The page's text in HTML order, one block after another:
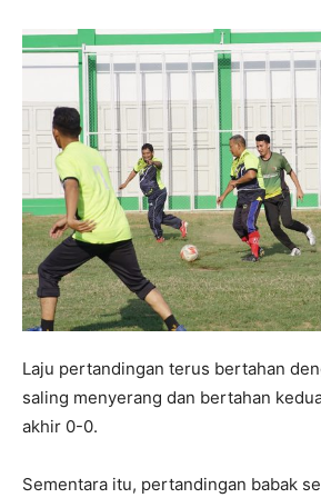
Laju pertandingan terus bertahan
saling menyerang dan bertahan
akhir 0-0.
Sementara itu, pertandingan babak